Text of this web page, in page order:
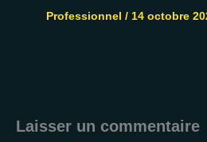
Professionnel / 14 octobre
Laisser un commentaire